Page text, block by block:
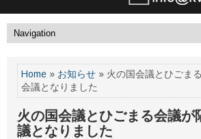
Home » お知らせ » 火の国会議とひごま
会議となりました
火の国会議とひごまる会議が
議となりました